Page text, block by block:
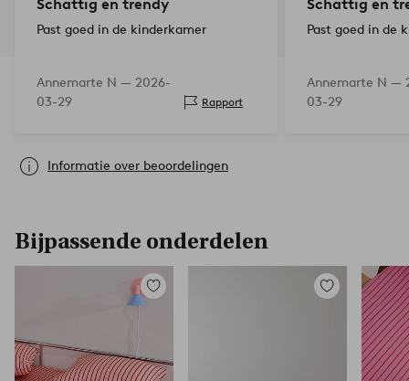
Schattig en trendy
Past goed in de kinderkamer
Annemarte N — 2026-
03-29
Rapport
Schattig en
Past goed in de
Annemarte N —
03-29
Informatie over beoordelingen
Bijpassende onderdelen
Toevoegen
aan
Toevoegen
favorieten